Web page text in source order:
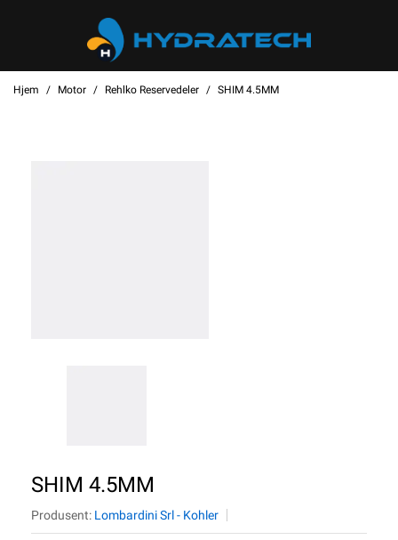
Hjem Motor Rehlko Reservedeler SHIM 4.5MM
SHIM 4.5MM
Produsent: Lombardini Srl - Kohler